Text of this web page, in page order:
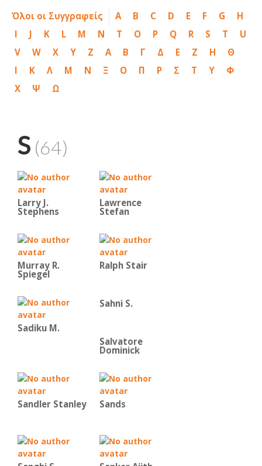
Όλοι οι Συγγραφείς A B C D E F G
H
I
J K L M N T O P Q R S T
U
V
W X Y Z Α Β Γ Δ Ε Ζ Η
Θ
Ι
Κ Λ Μ Ν Ξ Ο Π Ρ Σ Τ Υ
Φ
Χ
Ψ Ω
S (64)
Larry J.
Stephens
Lawrence
Stefan
Murray R.
Spiegel
Ralph Stair
Sadiku M.
Sahni S.
Salvatore
Dominick
Sandler Stanley Sands